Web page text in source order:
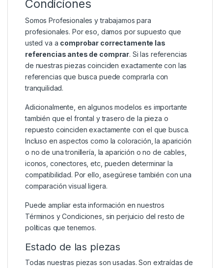
Condiciones
Somos Profesionales y trabajamos para
profesionales. Por eso, damos por supuesto que
usted va a comprobar correctamente las
referencias antes de comprar. Si las referencias
de nuestras piezas coinciden exactamente con las
referencias que busca puede comprarla con
tranquilidad.
Adicionalmente, en algunos modelos es importante
también que el frontal y trasero de la pieza o
repuesto coinciden exactamente con el que busca.
Incluso en aspectos como la coloración, la aparición
o no de una tronillería, la aparición o no de cables,
iconos, conectores, etc, pueden determinar la
compatibilidad. Por ello, asegúrese también con una
comparación visual ligera.
Puede ampliar esta información en nuestros
Términos y Condiciones , sin perjuicio del resto de
políticas que tenemos.
Estado de las piezas
Todas nuestras piezas son usadas. Son extraídas de